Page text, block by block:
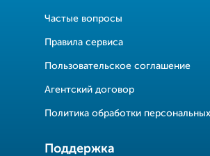
Частые вопросы
Правила сервиса
Пользовательское соглашение
Агентский договор
Политика обработки
Поддержка